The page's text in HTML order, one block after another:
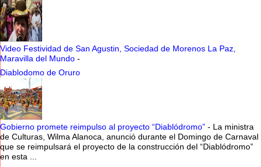
Video Festividad de San Agustin, Sociedad de Morenos La Paz,
Maravilla del Mundo -
Diablodomo de Oruro
Gobierno promete reimpulso al proyecto “Diablódromo” - La ministra
de Culturas, Wilma Alanoca, anunció durante el Domingo de Carnaval
que se reimpulsará el proyecto de la construcción del “Diablódromo”
en esta ...